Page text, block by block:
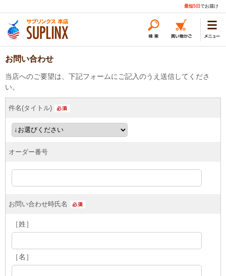
最短5日 でお届け
お問い合わせ
当店へのご要望は、下記フォームにご記入のうえ送信してくださ
い。
件名(タイトル)
オーダー番号
お問い合わせ時氏名
［姓］
［名］